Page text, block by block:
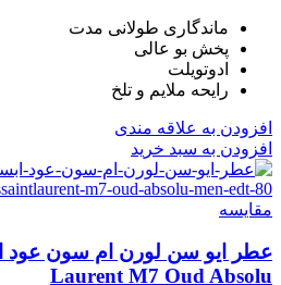
ماندگاری طولانی مدت
پخش بو عالی
ادوتویلت
رایحه ملایم و تلخ
افزودن به علاقه مندی
افزودن به سبد خرید
مقایسه
Laurent M7 Oud Absolu